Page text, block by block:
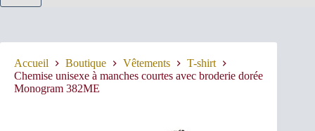
Accueil Boutique Vêtements
T-shirt
Chemise unisexe à manches courtes avec broderie dorée
Monogram 382ME